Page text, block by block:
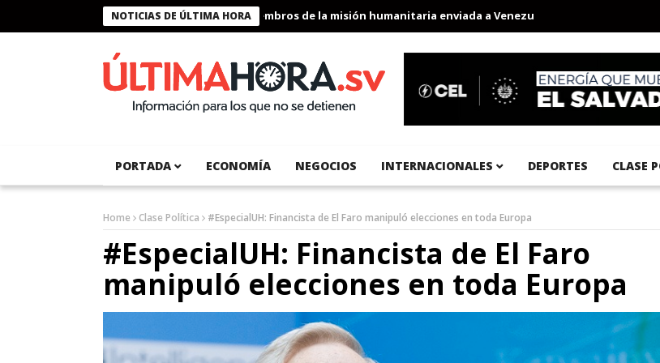
NOTICIAS DE ÚLTIMA HORA
Presidente Bukele condecora a miembros de la misión humanitaria enviada a Venezuela Aeropuerto
PORTADA ECONOMÍA NEGOCIOS INTERNACIONALES DEPORTES CLASE
Home Clase Política #EspecialUH: Financista de El Faro manipuló elecciones en toda Europa
#EspecialUH: Financista de El Faro
manipuló elecciones en toda Europa